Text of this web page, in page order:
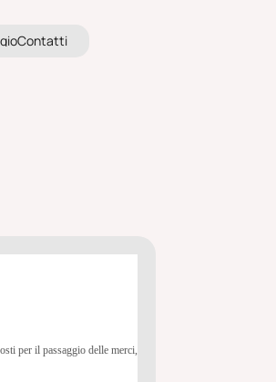
g
i
o
go
C
o
n
t
a
t
t
i
C n a t
per il passaggio delle merci,